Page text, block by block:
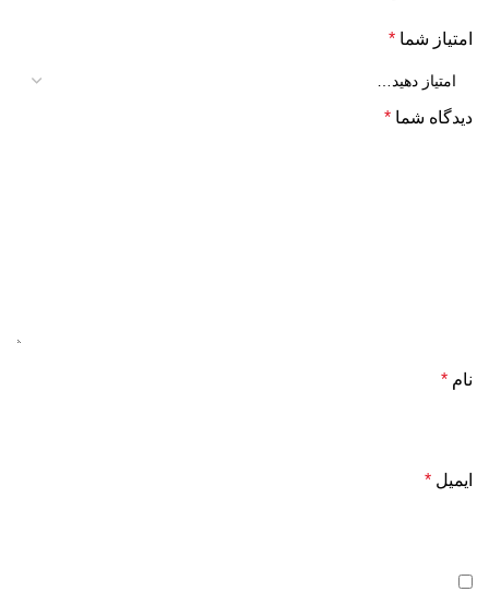
امتیاز شما *
دیدگاه شما *
نام *
ایمیل *